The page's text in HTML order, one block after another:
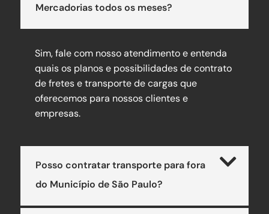
Mercadorias todos os meses?
Sim, fale com nosso atendimento e entenda
quais os planos e possibilidades de contrato
de fretes e transporte de cargas que
oferecemos para nossos clientes e
empresas.
Posso contratar transporte para fora
do Município de São Paulo?